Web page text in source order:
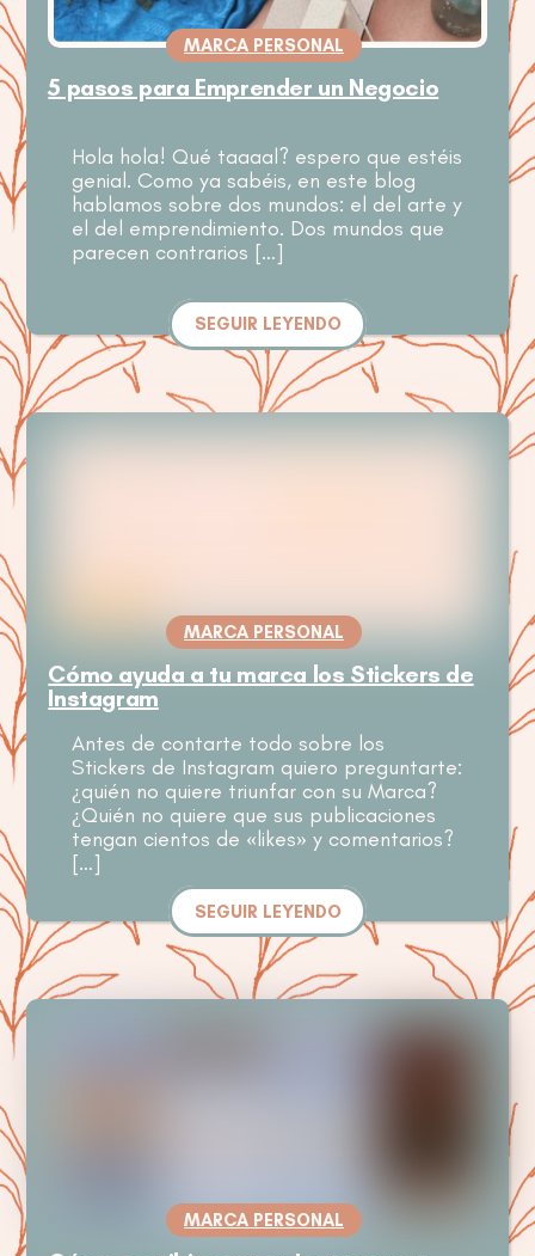
MARCA PERSONAL
5 pasos para Emprender un Negocio
Hola hola! Qué taaaal? espero que estéis
genial. Como ya sabéis, en este blog
hablamos sobre dos mundos: el del arte y
el del emprendimiento. Dos mundos que
parecen contrarios […]
SEGUIR LEYENDO
MARCA PERSONAL
Cómo ayuda a tu marca los Stickers de
Instagram
Antes de contarte todo sobre los
Stickers de Instagram quiero preguntarte:
¿quién no quiere triunfar con su Marca?
¿Quién no quiere que sus publicaciones
tengan cientos de «likes» y comentarios?
[…]
SEGUIR LEYENDO
MARCA PERSONAL